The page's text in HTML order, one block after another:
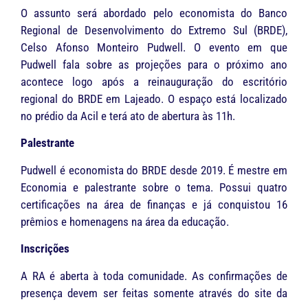
O assunto será abordado pelo economista do Banco
Regional de Desenvolvimento do Extremo Sul (BRDE),
Celso Afonso Monteiro Pudwell. O evento em que
Pudwell fala sobre as projeções para o próximo ano
acontece logo após a reinauguração do escritório
regional do BRDE em Lajeado. O espaço está localizado
no prédio da Acil e terá ato de abertura às 11h.
Palestrante
Pudwell é economista do BRDE desde 2019. É mestre em
Economia e palestrante sobre o tema. Possui quatro
certificações na área de finanças e já conquistou 16
prêmios e homenagens na área da educação.
Inscrições
A RA é aberta à toda comunidade. As confirmações de
presença devem ser feitas somente através do site da